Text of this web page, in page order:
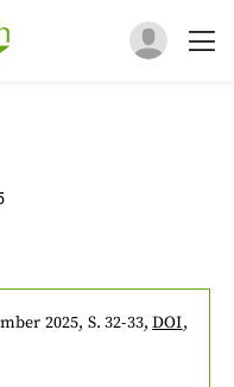
2025, S. 32-33,DOI,